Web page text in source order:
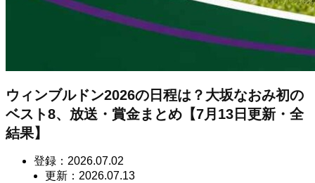
ウィンブルドン2026の日程は？大坂なおみ初の
ベスト8、放送・賞金まとめ【7月13日更新・全
結果】
登録： 2026.07.02
更新： 2026.07.13